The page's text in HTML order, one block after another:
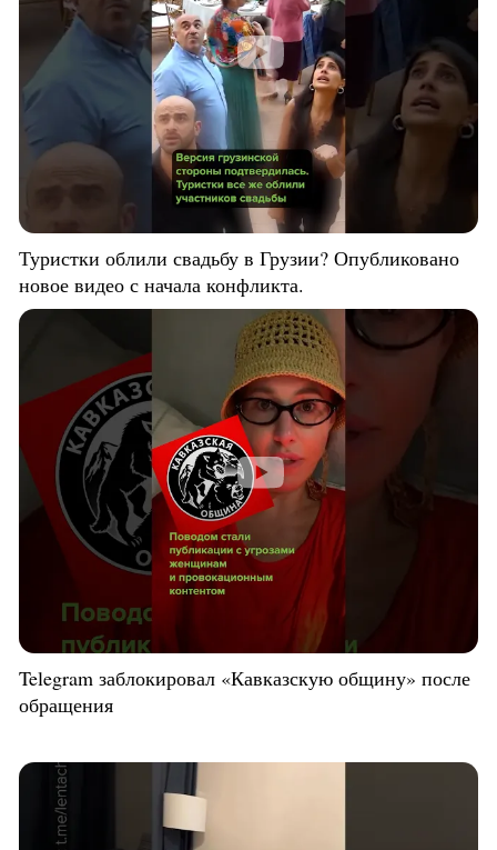
Туристки облили свадьбу в Грузии? Опубликовано
новое видео с начала конфликта.
Telegram заблокировал «Кавказскую общину» после
обращения